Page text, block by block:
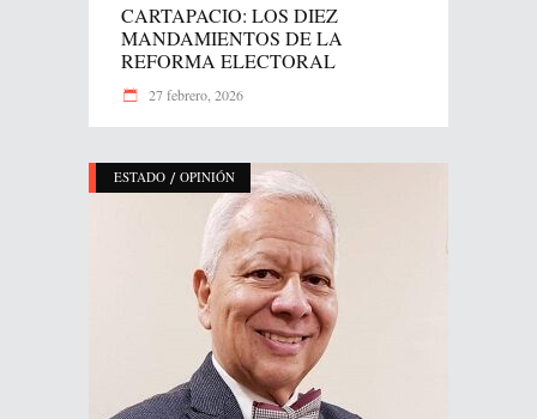
CARTAPACIO: LOS DIEZ
MANDAMIENTOS DE LA
REFORMA ELECTORAL
27 febrero, 2026
ESTADO / OPINIÓN